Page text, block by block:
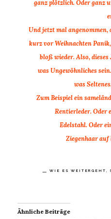
ganz plötzlich. Oder ganz
Und jetzt mal angenommen,
kurz vor Weihnachten
bloß wieder. Also,
was Ungewöhnliches
was
Zum Beispiel ein
Rentierleder. Oder
Edelstahl. Oder
Ziegenhaar
WIE ES WEITERGEHT,
Ähnliche Beiträge